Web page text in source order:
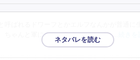
ちゃんと軍によって倒されていた世 …続きを